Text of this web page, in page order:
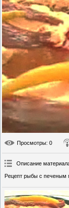
Просмотры: 0
Описание
Рецепт рыбы с печеным